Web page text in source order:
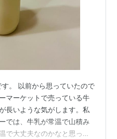
。 以前から思っていたので
マーケットで売っている牛
長いような気がします。私
では、牛乳が常温で山積み
で大丈夫なのかなと思って